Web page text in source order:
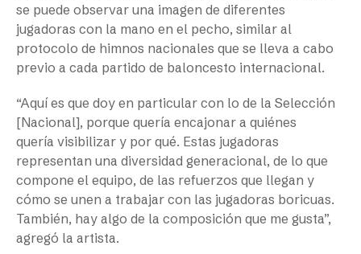
se puede observar una imagen de diferentes
jugadoras con la mano en el pecho, similar al
protocolo de himnos nacionales que se lleva a cabo
previo a cada partido de baloncesto internacional.
“Aquí es que doy en particular con lo de la Selección
[Nacional], porque quería encajonar a quiénes
quería visibilizar y por qué. Estas jugadoras
representan una diversidad generacional, de lo que
compone el equipo, de las refuerzos que llegan y
cómo se unen a trabajar con las jugadoras boricuas.
También, hay algo de la composición que me gusta”,
agregó la artista.